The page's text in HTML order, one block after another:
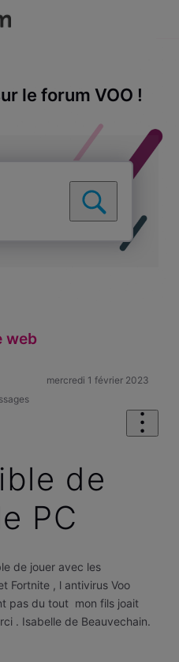
le forum VOO !
web
mercredi 1 février 2023
de
PC
de jouer avec les
Fortnite , l antivirus Voo
pas du tout mon fils joait
. Isabelle de Beauvechain.